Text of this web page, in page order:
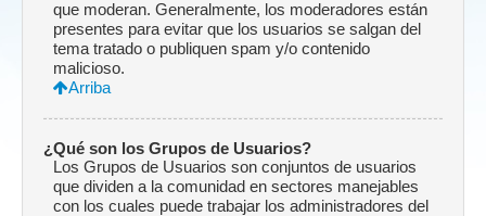
que moderan. Generalmente, los moderadores están
presentes para evitar que los usuarios se salgan del
tema tratado o publiquen spam y/o contenido
malicioso.
Arriba
¿Qué son los Grupos de Usuarios?
Los Grupos de Usuarios son conjuntos de usuarios
que dividen a la comunidad en sectores manejables
con los cuales puede trabajar los administradores del